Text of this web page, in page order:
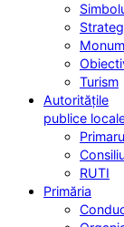
Turism
Autoritățile
publice
RUTI
Primăria